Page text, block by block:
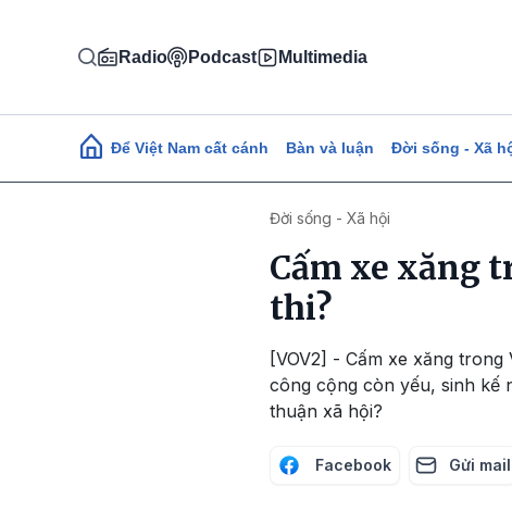
Radio Podcast Multimedia
Main navigation
Để Việt Nam cất cánh Bàn và luận Đời sống - Xã
Đời sống - Xã hội
Cấm xe xăng
thi?
[VOV2] - Cấm xe xăng
công cộng còn yếu, sinh kế
thuận xã hội?
Facebook Gửi mail